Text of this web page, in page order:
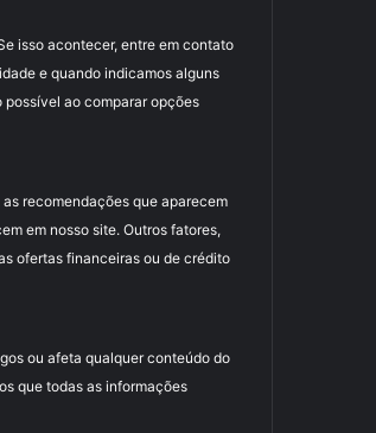
isso acontecer, entre em contato
e quando indicamos alguns
possível ao comparar opções
recomendações que aparecem
em nosso site. Outros fatores,
ofertas financeiras ou de crédito
ou afeta qualquer conteúdo do
que todas as informações